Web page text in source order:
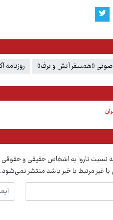
«همسفر آتش و برف» روزنامه
نسبت ناروا به اشخاص حقیقی و
یا غیر مرتبط با خبر باشد منتشر نمی‌شود.